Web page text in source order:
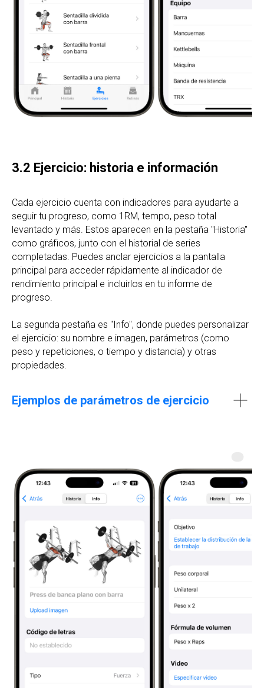
3.2 Ejercicio: historia e información
Cada ejercicio cuenta con indicadores para ayudarte a
seguir tu progreso, como 1RM, tempo, peso total
levantado y más. Estos aparecen en la pestaña "Historia"
como gráficos, junto con el historial de series
completadas. Puedes anclar ejercicios a la pantalla
principal para acceder rápidamente al indicador de
rendimiento principal e incluirlos en tu informe de
progreso.
La segunda pestaña es "Info", donde puedes personalizar
el ejercicio: su nombre e imagen, parámetros (como
peso y repeticiones, o tiempo y distancia) y otras
propiedades.
Ejemplos de parámetros de ejercicio